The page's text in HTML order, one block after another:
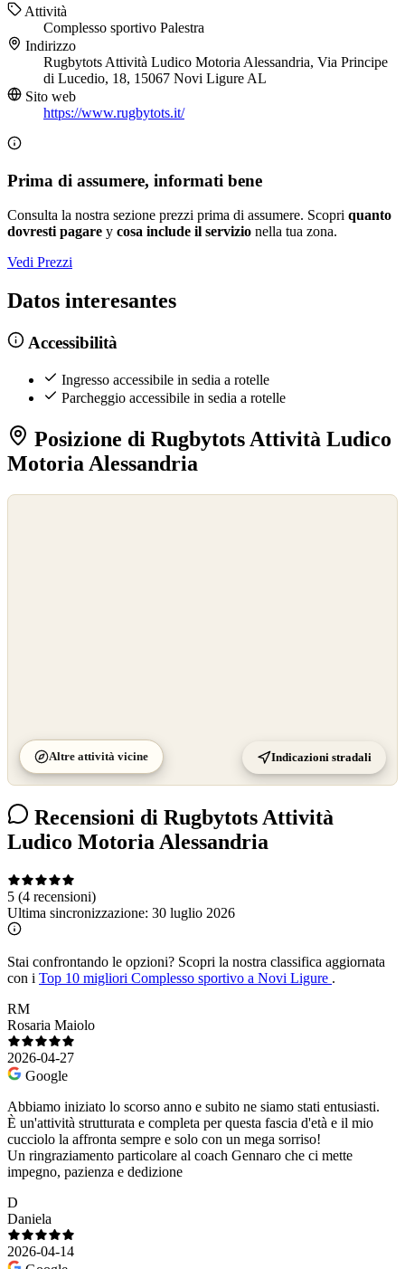
Attività
Complesso sportivo Palestra
Indirizzo
Rugbytots Attività Ludico Motoria Alessandria, Via Principe
di Lucedio, 18, 15067 Novi Ligure AL
Sito web
https://www.rugbytots.it/
Prima di assumere, informati bene
Consulta la nostra sezione prezzi prima di assumere. Scopri quanto
dovresti pagare y cosa include il servizio nella tua zona.
Vedi Prezzi
Datos interesantes
Accessibilità
Ingresso accessibile in sedia a rotelle
Parcheggio accessibile in sedia a rotelle
Posizione di Rugbytots Attività Ludico
Motoria Alessandria
Altre attività vicine Indicazioni stradali
Recensioni di Rugbytots Attività
Ludico Motoria Alessandria
5 (4 recensioni)
Ultima sincronizzazione: 30 luglio 2026
Stai confrontando le opzioni? Scopri la nostra classifica aggiornata
con i Top 10 migliori Complesso sportivo a Novi Ligure .
RM
Rosaria Maiolo
2026-04-27
Google
Abbiamo iniziato lo scorso anno e subito ne siamo stati entusiasti.
È un'attività strutturata e completa per questa fascia d'età e il mio
cucciolo la affronta sempre e solo con un mega sorriso!
Un ringraziamento particolare al coach Gennaro che ci mette
impegno, pazienza e dedizione
D
Daniela
2026-04-14